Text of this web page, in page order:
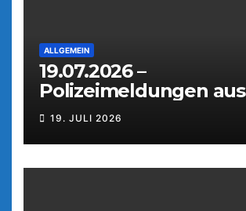
ALLGEMEIN
19.07.2026 –
Polizeimeldungen aus
Weiden
19. JULI 2026